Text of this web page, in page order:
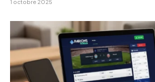
1 octobre 2025